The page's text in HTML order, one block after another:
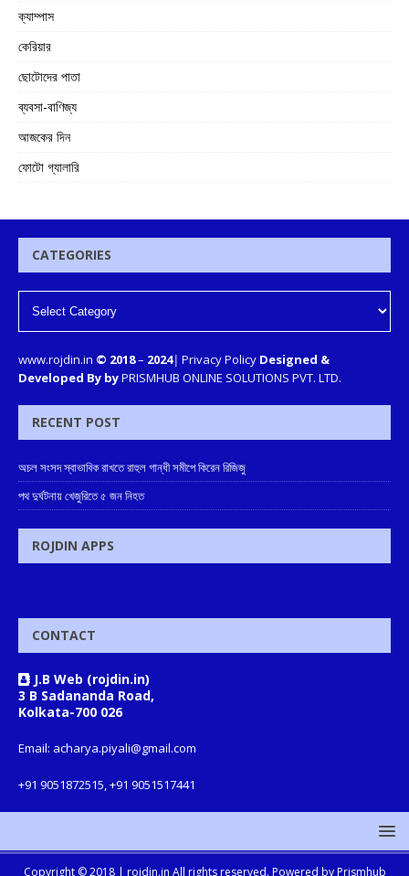
ক্যাম্পাস
কেরিয়ার
ছোটোদের পাতা
ব্যবসা-বাণিজ্য
আজকের দিন
ফোটো গ্যালারি
CATEGORIES
www.rojdin.in © 2018– 2024| Privacy Policy Designed &
Developed By byPRISMHUB ONLINE SOLUTIONS PVT. LTD.
RECENT POST
অচল সংসদ স্বাভাবিক রাখতে রাহুল গান্ধী সমীপে কিরেন রিজিজু
পথ দুর্ঘটনায় খেজুরিতে ৫ জন নিহত
ROJDIN APPS
CONTACT
J.B Web (rojdin.in)
3 B Sadananda Road,
Kolkata-700 026
Email: acharya.piyali@gmail.com
+91 9051872515, +91 9051517441
Copyright © 2018 | rojdin.in All rights reserved. Powered by Prismhub